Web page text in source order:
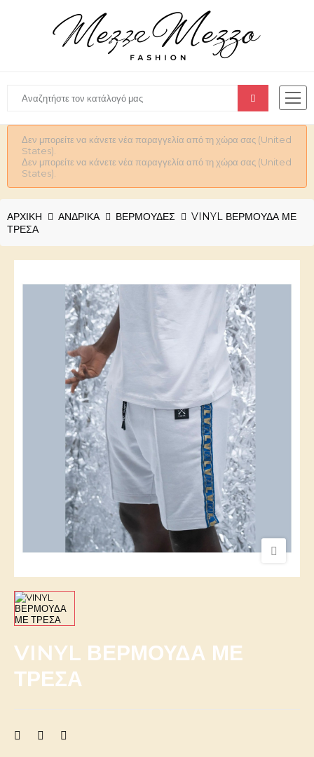
Δεν μπορείτε να κάνετε νέα παραγγελία από τη χώρα σας (United
States).
Δεν μπορείτε να κάνετε νέα παραγγελία από τη χώρα σας (United
States).
ΑΡΧΙΚΉ ΑΝΔΡΙΚΆ ΒΕΡΜΟΥΔΕΣ
VINYL ΒΕΡΜΟΥΔΑ ΜΕ
ΤΡΕΣΑ
VINYL ΒΕΡΜΟΥΔΑ ΜΕ
ΤΡΕΣΑ